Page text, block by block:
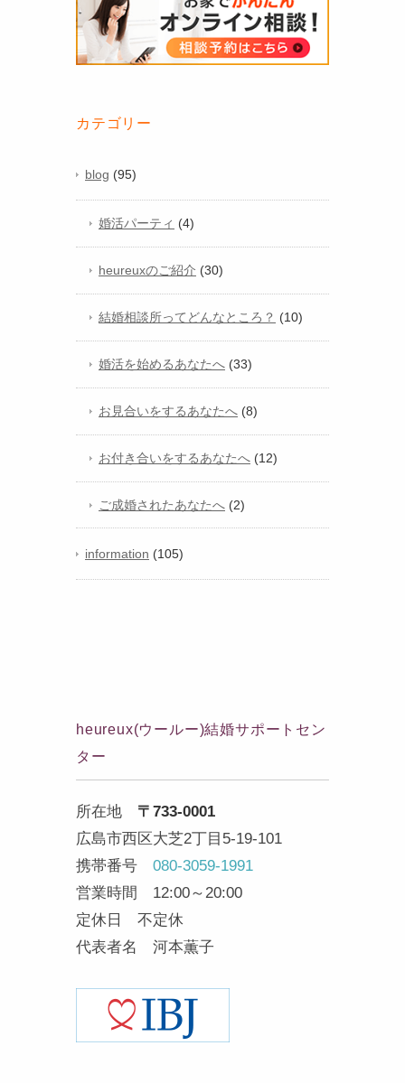
カテゴリー
blog (95)
婚活パーティ (4)
heureuxのご紹介 (30)
結婚相談所ってどんなところ？ (10)
婚活を始めるあなたへ (33)
お見合いをするあなたへ (8)
お付き合いをするあなたへ (12)
ご成婚されたあなたへ (2)
information (105)
heureux(ウールー)結婚サポートセン
ター
所在地 〒733-0001
広島市西区大芝2丁目5-19-101
携帯番号 080-3059-1991
営業時間 12:00～20:00
定休日 不定休
代表者名 河本薫子